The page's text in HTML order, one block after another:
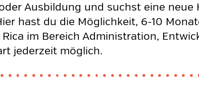
Ausbildung und suchst eine neue
hast du die Möglichkeit, 6-10
im Bereich Administration,
jederzeit möglich.